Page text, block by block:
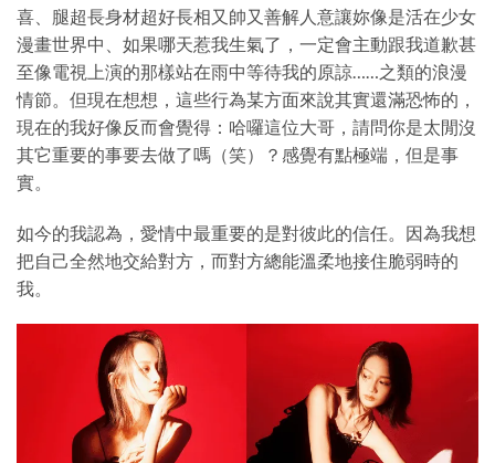
喜、腿超長身材超好長相又帥又善解人意讓妳像是活在少女
漫畫世界中、如果哪天惹我生氣了，一定會主動跟我道歉甚
至像電視上演的那樣站在雨中等待我的原諒……之類的浪漫
情節。但現在想想，這些行為某方面來說其實還滿恐怖的，
現在的我好像反而會覺得：哈囉這位大哥，請問你是太閒沒
其它重要的事要去做了嗎（笑）？感覺有點極端，但是事
實。
如今的我認為，愛情中最重要的是對彼此的信任。因為我想
把自己全然地交給對方，而對方總能溫柔地接住脆弱時的
我。